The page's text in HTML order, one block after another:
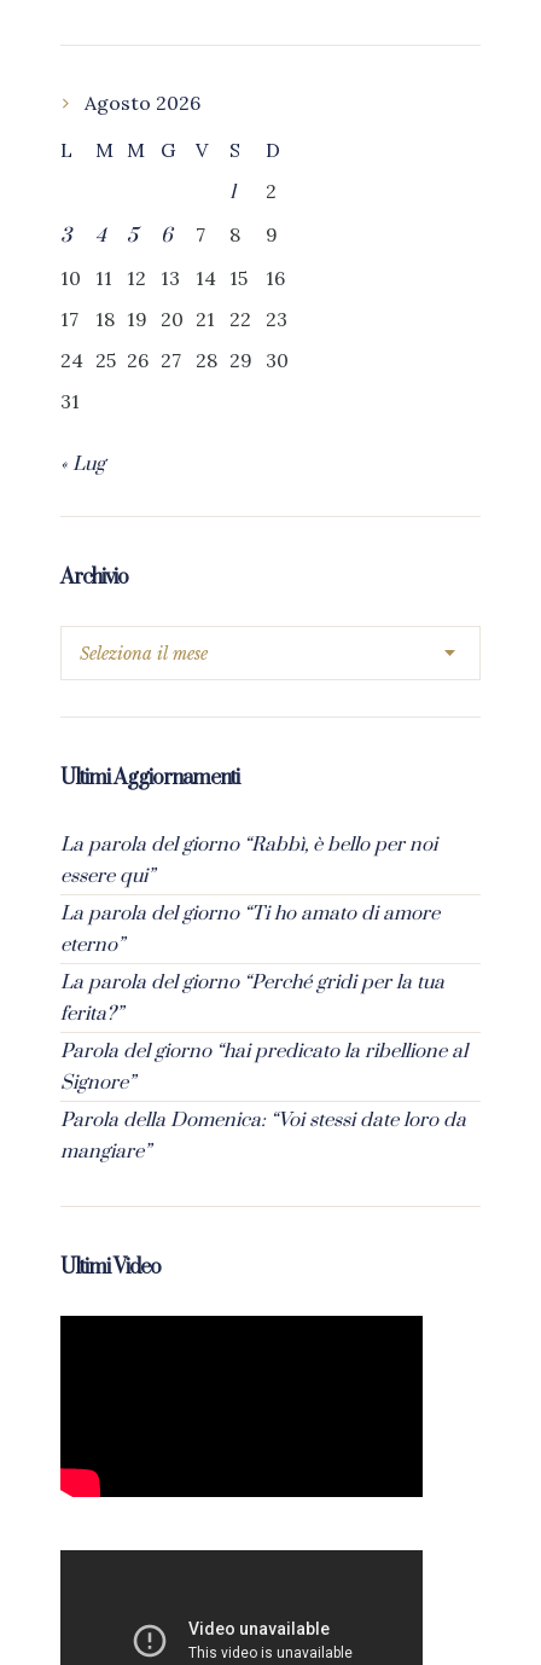
Agosto 2026
L
M M G V S
D
1
2
3
4 5 6 7 8
9
10
11 12 13 14 15
16
17
18 19 20 21 22
23
24 25 26 27 28 29
30
31
« Lug
Archivio
Ultimi Aggiornamenti
La parola del giorno “Rabbì, è bello per noi
essere qui”
La parola del giorno “Ti ho amato di amore
eterno”
La parola del giorno “Perché gridi per la tua
ferita?”
Parola del giorno “hai predicato la ribellione al
Signore”
Parola della Domenica: “Voi stessi date loro da
mangiare”
Ultimi Video